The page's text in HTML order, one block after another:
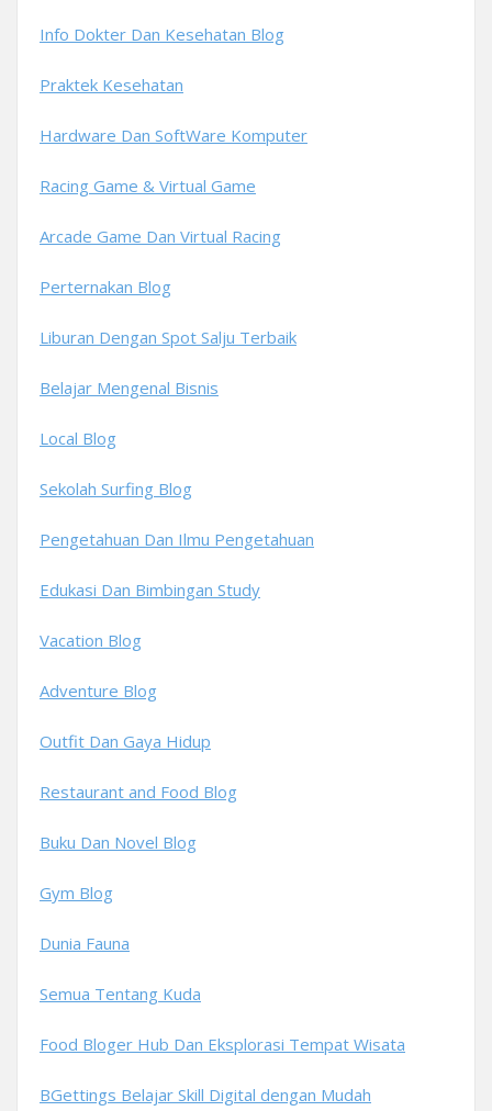
Info Dokter Dan Kesehatan Blog
Praktek Kesehatan
Hardware Dan SoftWare Komputer
Racing Game & Virtual Game
Arcade Game Dan Virtual Racing
Perternakan Blog
Liburan Dengan Spot Salju Terbaik
Belajar Mengenal Bisnis
Local Blog
Sekolah Surfing Blog
Pengetahuan Dan Ilmu Pengetahuan
Edukasi Dan Bimbingan Study
Vacation Blog
Adventure Blog
Outfit Dan Gaya Hidup
Restaurant and Food Blog
Buku Dan Novel Blog
Gym Blog
Dunia Fauna
Semua Tentang Kuda
Food Bloger Hub Dan Eksplorasi Tempat Wisata
BGettings Belajar Skill Digital dengan Mudah